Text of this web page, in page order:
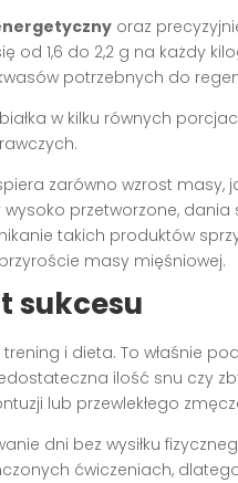
oraz
od 1,6 do 2,2 g na każdy
potrzebnych do
w kilku równych
zarówno wzrost masy,
przetworzone,
takich produktów
masy mięśniowej.
sukcesu
i dieta. To właśnie
ilość snu czy
lub przewlekłego
dni bez wysiłku
ćwiczeniach,